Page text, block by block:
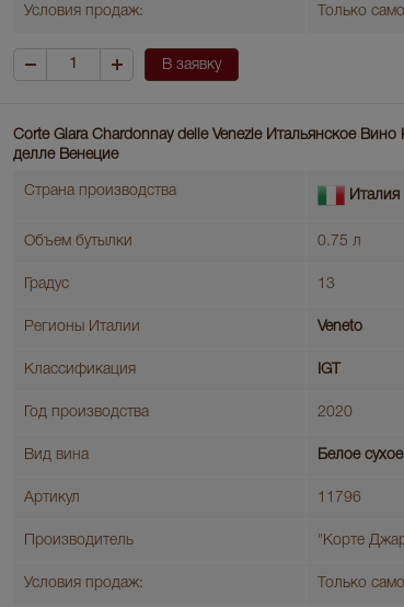
Условия продаж: Только
В заявку
Corte Giara Chardonnay delle Venezie Итальянское
делле Венецие
Страна производства Италия
Объем бутылки 0.75 л
Градус 13
Регионы Италии Veneto
Классификация IGT
Год производства 2020
Вид вина Белое сухое
Артикул 11796
Производитель "Корте
Условия продаж: Только